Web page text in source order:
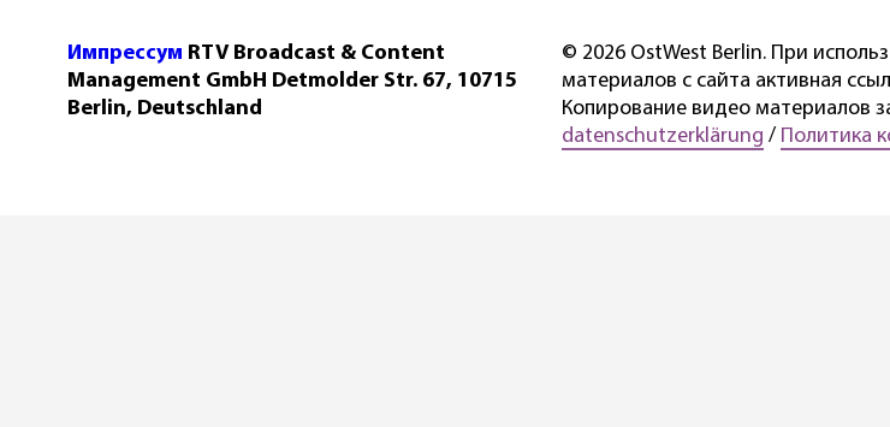
Импрессум RTV Broadcast & Content
Management GmbH Detmolder Str. 67, 10715
Berlin, Deutschland
© 2026 OstWest Berlin. При
материалов с сайта активная
Копирование видео материалов
datenschutzerklärung / Политика